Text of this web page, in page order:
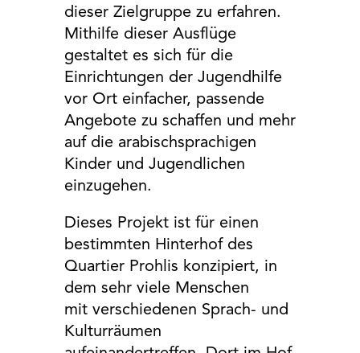
dieser Zielgruppe zu erfahren.
Mithilfe dieser Ausflüge
gestaltet es sich für die
Einrichtungen der Jugendhilfe
vor Ort einfacher, passende
Angebote zu schaffen und mehr
auf die arabischsprachigen
Kinder und Jugendlichen
einzugehen.
Dieses Projekt ist für einen
bestimmten Hinterhof des
Quartier Prohlis konzipiert, in
dem sehr viele Menschen
mit verschiedenen Sprach- und
Kulturräumen